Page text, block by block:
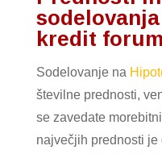
kredit
Sodelovanje na
številne prednosti,
se zavedate
največjih prednosti